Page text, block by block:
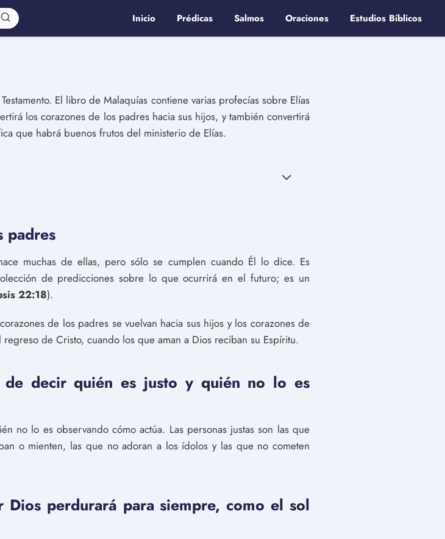
Inicio Prédicas Salmos Oraciones Estudios Bíblicos
El libro de Malaquías contiene varias profecías sobre Elías
los corazones de los padres hacia sus hijos, y también convertirá
que habrá buenos frutos del ministerio de Elías.
padres
muchas de ellas, pero sólo se cumplen cuando Él lo dice. Es
de predicciones sobre lo que ocurrirá en el futuro; es un
22:18).
de los padres se vuelvan hacia sus hijos y los corazones de
de Cristo, cuando los que aman a Dios reciban su Espíritu.
decir quién es justo y quién no lo es
no lo es observando cómo actúa. Las personas justas son las que
o mienten, las que no adoran a los ídolos y las que no cometen
perdurará para siempre, como el sol